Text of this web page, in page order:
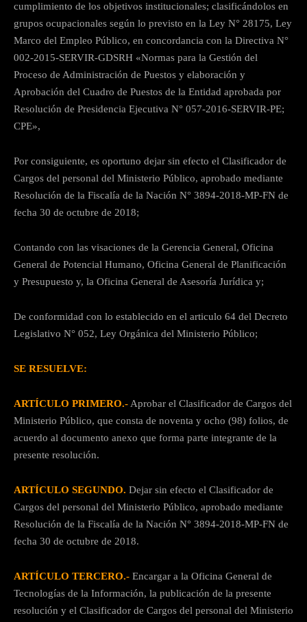
cumplimiento de los objetivos institucionales; clasificándolos en
grupos ocupacionales según lo previsto en la Ley N° 28175, Ley
Marco del Empleo Público, en concordancia con la Directiva N°
002-2015-SERVIR-GDSRH «Normas para la Gestión del
Proceso de Administración de Puestos y elaboración y
Aprobación del Cuadro de Puestos de la Entidad aprobada por
Resolución de Presidencia Ejecutiva N° 057-2016-SERVIR-PE;
CPE»,
Por consiguiente, es oportuno dejar sin efecto el Clasificador de
Cargos del personal del Ministerio Público, aprobado mediante
Resolución de la Fiscalía de la Nación N° 3894-2018-MP-FN de
fecha 30 de octubre de 2018;
Contando con las visaciones de la Gerencia General, Oficina
General de Potencial Humano, Oficina General de Planificación
y Presupuesto y, la Oficina General de Asesoría Jurídica y;
De conformidad con lo establecido en el articulo 64 del Decreto
Legislativo N° 052, Ley Orgánica del Ministerio Público;
SE RESUELVE:
ARTÍCULO PRIMERO.-Aprobar el Clasificador de Cargos del
Ministerio Público, que consta de noventa y ocho (98) folios, de
acuerdo al documento anexo que forma parte integrante de la
presente resolución.
ARTÍCULO SEGUNDO. Dejar sin efecto el Clasificador de
Cargos del personal del Ministerio Público, aprobado mediante
Resolución de la Fiscalía de la Nación N° 3894-2018-MP-FN de
fecha 30 de octubre de 2018.
ARTÍCULO TERCERO.- Encargar a la Oficina General de
Tecnologías de la Información, la publicación de la presente
resolución y el Clasificador de Cargos del personal del Ministerio